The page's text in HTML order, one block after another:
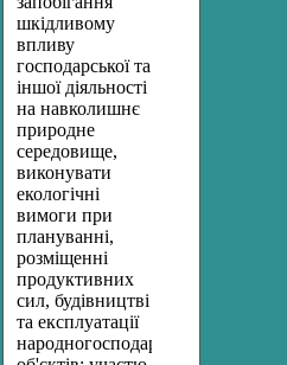
шкідливому
впливу
господарської та
іншої діяльності
на навколишнє
природне
середовище,
виконувати
екологічні
вимоги при
плануванні,
розміщенні
продуктивних
сил, будівництві
та експлуатації
народногосподарських